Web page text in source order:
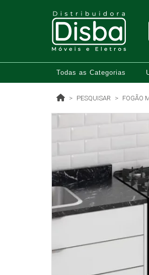
Todas as Categorias
PESQUISAR FOGÃO